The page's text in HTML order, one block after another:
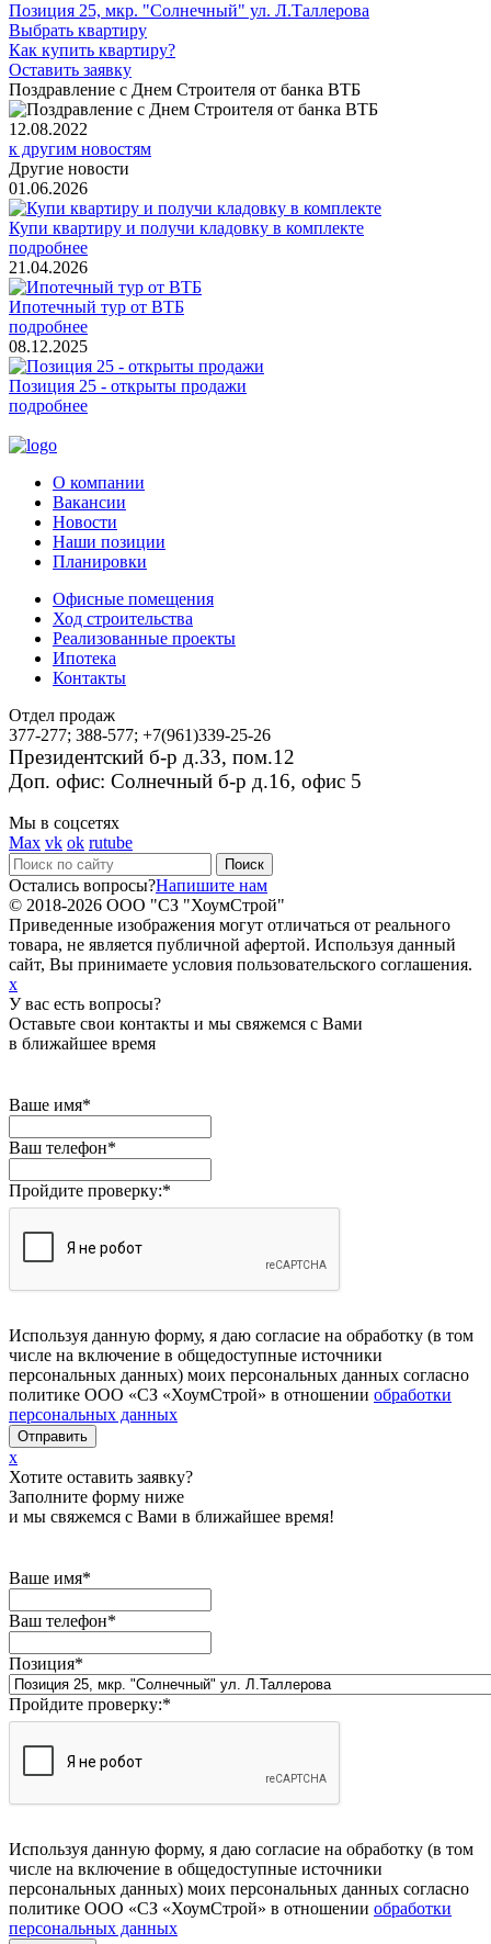
Позиция 25, мкр. "Солнечный" ул. Л.Таллерова
Выбрать квартиру
Как купить квартиру?
Оставить заявку
Поздравление с Днем Строителя от банка ВТБ
12.08.2022
к другим новостям
Другие новости
01.06.2026
Купи квартиру и получи кладовку в комплекте
подробнее
21.04.2026
Ипотечный тур от ВТБ
подробнее
08.12.2025
Позиция 25 - открыты продажи
подробнее
О компании
Вакансии
Новости
Наши позиции
Планировки
Офисные помещения
Ход строительства
Реализованные проекты
Ипотека
Контакты
Отдел продаж
377-277; 388-577; +7(961)339-25-26
Президентский б-р д.33, пом.12
Доп. офис: Солнечный б-р д.16, офис 5
Мы в соцсетях
Max vk ok rutube
Остались вопросы?Напишите нам
© 2018-2026 ООО "СЗ "ХоумСтрой"
Приведенные изображения могут отличаться от реального
товара, не является публичной афертой. Используя данный
сайт, Вы принимаете условия пользовательского соглашения.
x
У вас есть вопросы?
Оставьте свои контакты и мы свяжемся с Вами
в ближайшее время
Ваше имя*
Ваш телефон*
Пройдите проверку:*
Используя данную форму, я даю согласие на обработку (в том
числе на включение в общедоступные источники
персональных данных) моих персональных данных согласно
политике ООО «СЗ «ХоумСтрой» в отношении обработки
персональных данных
x
Хотите оставить заявку?
Заполните форму ниже
и мы свяжемся с Вами в ближайшее время!
Ваше имя*
Ваш телефон*
Позиция*
Пройдите проверку:*
Используя данную форму, я даю согласие на обработку (в том
числе на включение в общедоступные источники
персональных данных) моих персональных данных согласно
политике ООО «СЗ «ХоумСтрой» в отношении обработки
персональных данных